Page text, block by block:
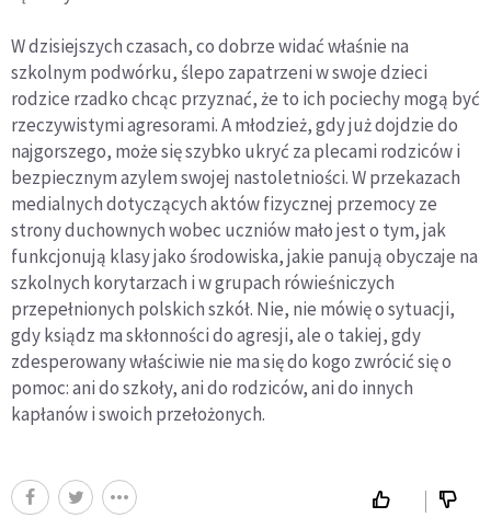
W dzisiejszych czasach, co dobrze widać właśnie na
szkolnym podwórku, ślepo zapatrzeni w swoje dzieci
rodzice rzadko chcąc przyznać, że to ich pociechy mogą być
rzeczywistymi agresorami. A młodzież, gdy już dojdzie do
najgorszego, może się szybko ukryć za plecami rodziców i
bezpiecznym azylem swojej nastoletniości. W przekazach
medialnych dotyczących aktów fizycznej przemocy ze
strony duchownych wobec uczniów mało jest o tym, jak
funkcjonują klasy jako środowiska, jakie panują obyczaje na
szkolnych korytarzach i w grupach rówieśniczych
przepełnionych polskich szkół. Nie, nie mówię o sytuacji,
gdy ksiądz ma skłonności do agresji, ale o takiej, gdy
zdesperowany właściwie nie ma się do kogo zwrócić się o
pomoc: ani do szkoły, ani do rodziców, ani do innych
kapłanów i swoich przełożonych.